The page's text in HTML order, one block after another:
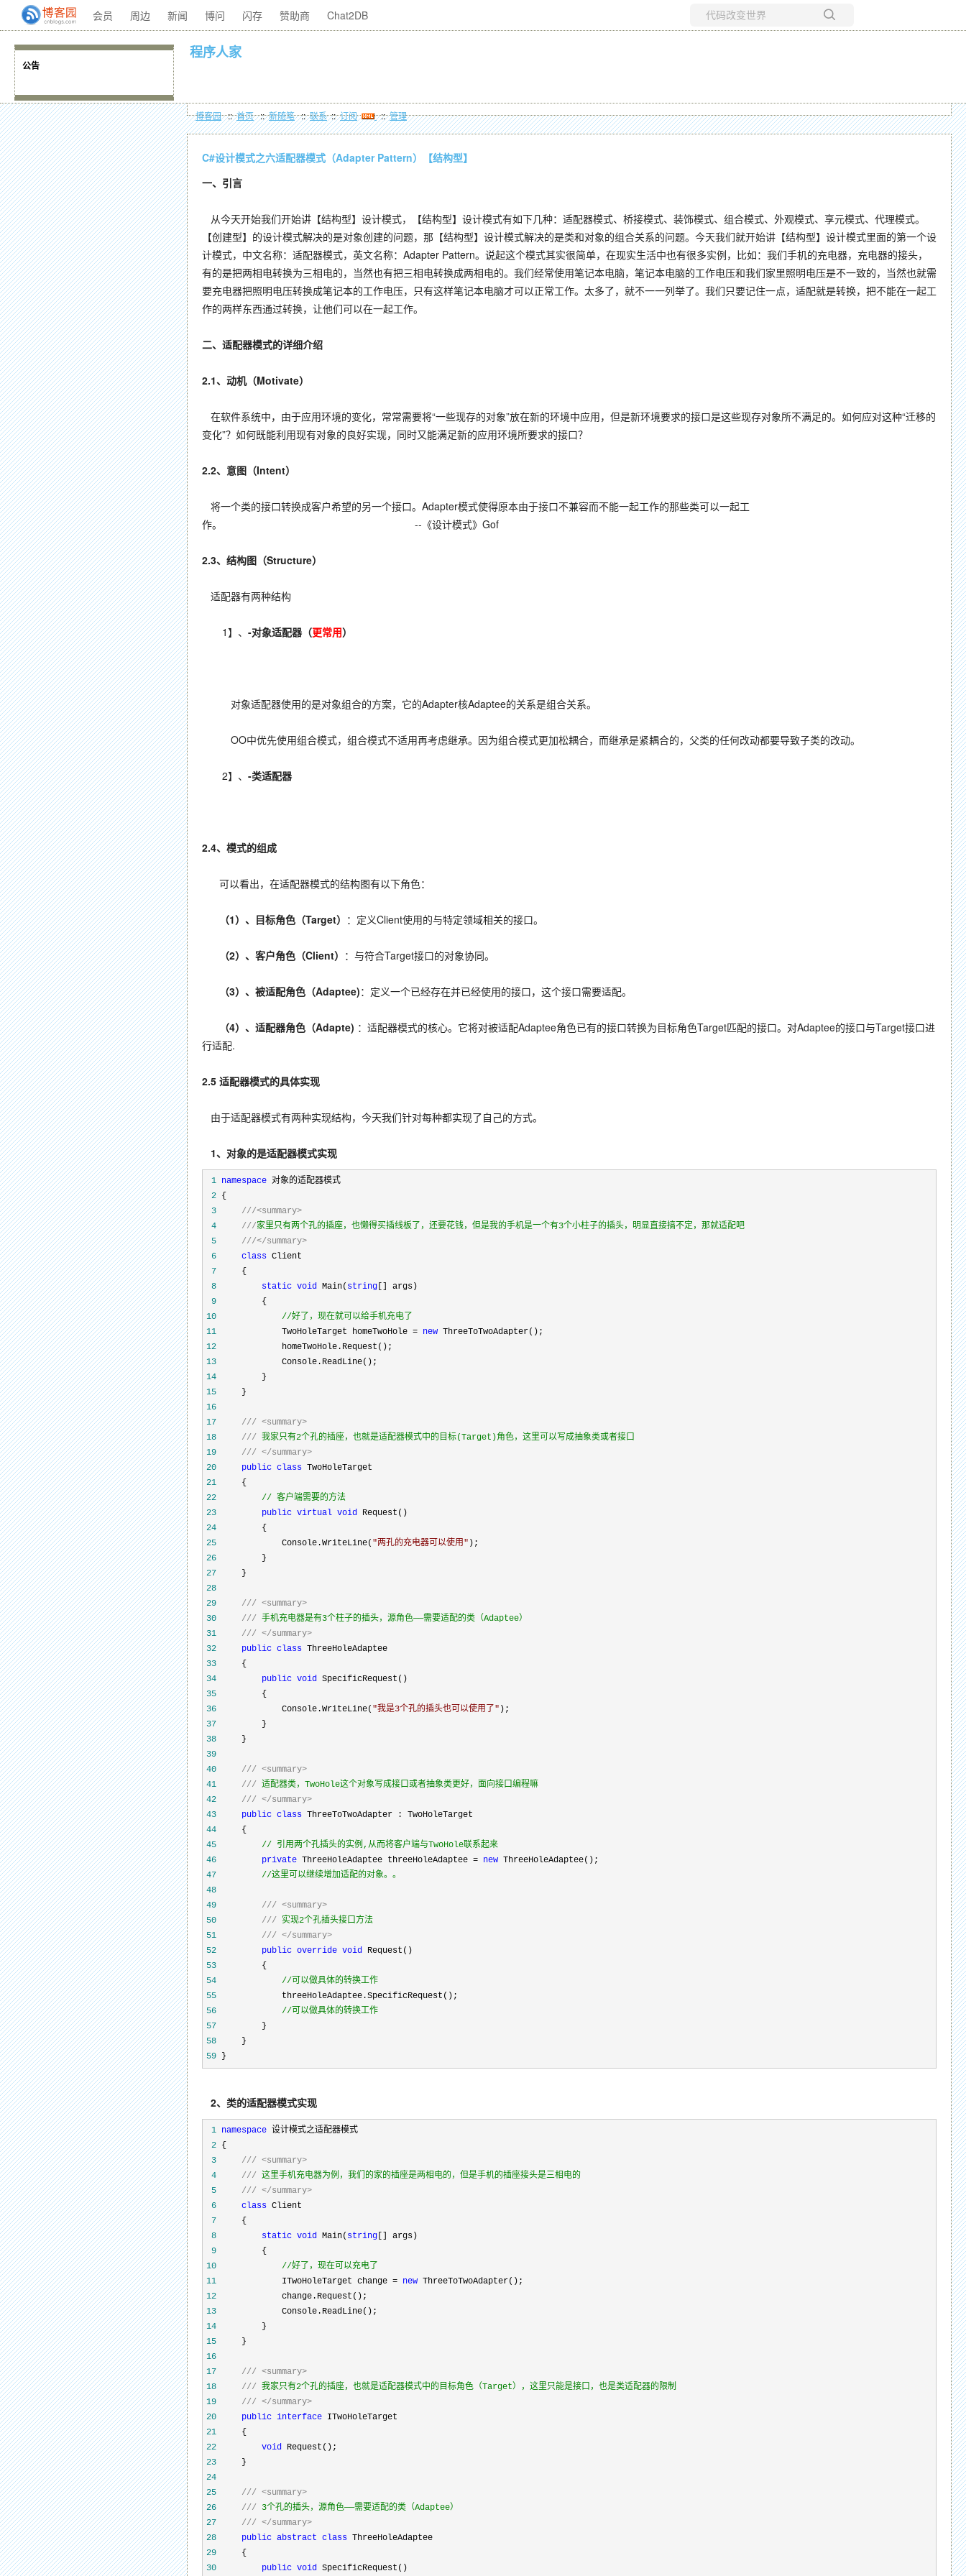
会员 周边 新闻 博问 闪存 赞助商 Chat2DB
程序人家
博客园::首页::新随笔::联系::订阅 ::管理
公告
C#设计模式之六适配器模式（Adapter Pattern）【结构型】
一、引言
从今天开始我们开始讲【结构型】设计模式，【结构型】设计模式有如下几种：适配器模式、桥接模式、装饰模式、组合模式、外观模式、享元模式、代理模式。
【创建型】的设计模式解决的是对象创建的问题，那【结构型】设计模式解决的是类和对象的组合关系的问题。今天我们就开始讲【结构型】设计模式里面的第一个设
计模式，中文名称：适配器模式，英文名称：Adapter Pattern。说起这个模式其实很简单，在现实生活中也有很多实例，比如：我们手机的充电器，充电器的接头，
有的是把两相电转换为三相电的，当然也有把三相电转换成两相电的。我们经常使用笔记本电脑，笔记本电脑的工作电压和我们家里照明电压是不一致的，当然也就需
要充电器把照明电压转换成笔记本的工作电压，只有这样笔记本电脑才可以正常工作。太多了，就不一一列举了。我们只要记住一点，适配就是转换，把不能在一起工
作的两样东西通过转换，让他们可以在一起工作。
二、适配器模式的详细介绍
2.1、动机（Motivate）
在软件系统中，由于应用环境的变化，常常需要将“一些现存的对象”放在新的环境中应用，但是新环境要求的接口是这些现存对象所不满足的。如何应对这种“迁移的
变化”？如何既能利用现有对象的良好实现，同时又能满足新的应用环境所要求的接口？
2.2、意图（Intent）
将一个类的接口转换成客户希望的另一个接口。Adapter模式使得原本由于接口不兼容而不能一起工作的那些类可以一起工
作。 --《设计模式》Gof
2.3、 结构图（Structure）
适配器有两种结构
1】、 -对象适配器（更常用）
对象适配器使用的是对象组合的方案，它的Adapter核Adaptee的关系是组合关系。
OO中优先使用组合模式，组合模式不适用再考虑继承。因为组合模式更加松耦合，而继承是紧耦合的，父类的任何改动都要导致子类的改动。
2】、 -类适配器
2.4、模式的组成
可以看出，在适配器模式的结构图有以下角色：
（1）、目标角色（Target） ：定义Client使用的与特定领域相关的接口。
（2）、客户角色（Client） ：与符合Target接口的对象协同。
（3）、被适配角色（Adaptee)：定义一个已经存在并已经使用的接口，这个接口需要适配。
（4）、适配器角色（Adapte) ：适配器模式的核心。它将对被适配Adaptee角色已有的接口转换为目标角色Target匹配的接口。对Adaptee的接口与Target接口进
行适配.
2.5 适配器模式的具体实现
由于适配器模式有两种实现结构，今天我们针对每种都实现了自己的方式。
1、对象的是适配器模式实现
1 namespace
2
3
///<summary>
4
///
5
///</summary>
6
class
7
8
static void Main( string
9
10
//好了，现在就可以给手机充电了
11
             TwoHoleTarget homeTwoHole =
new
12
13
14
15
16
17
/// <summary>
18
///
19
/// </summary>
20
public class
21
22
// 客户端需要的方法
23
public virtual void
24
25
             Console.WriteLine(
"两孔的充电器可以使用"
26
27
28
29
/// <summary>
30
///
31
/// </summary>
32
public class
33
34
public void
35
36
             Console.WriteLine(
"我是3个孔的插头也可以使用了 "
37
38
39
40
/// <summary>
41
///
42
/// </summary>
43
public class
44
45
// 引用两个孔插头的实例,从而将客户端与TwoHole联系起来
46
private ThreeHoleAdaptee threeHoleAdaptee = new
47
//这里可以继续增加适配的对象。。
48
49
/// <summary>
50
///
51
/// </summary>
52
public override void
53
54
//可以做具体的转换工作
55
56
//可以做具体的转换工作
57
58
59 }
2、类的适配器模式实现
1 namespace
2
3
/// <summary>
4
///
5
/// </summary>
6
class
7
8
static void Main( string
9
10
//好了，现在可以充电了
11
             ITwoHoleTarget change =
new
12
13
14
15
16
17
/// <summary>
18
///
19
/// </summary>
20
public interface
21
22
void
23
24
25
/// <summary>
26
///
27
/// </summary>
28
public abstract class
29
30
public void